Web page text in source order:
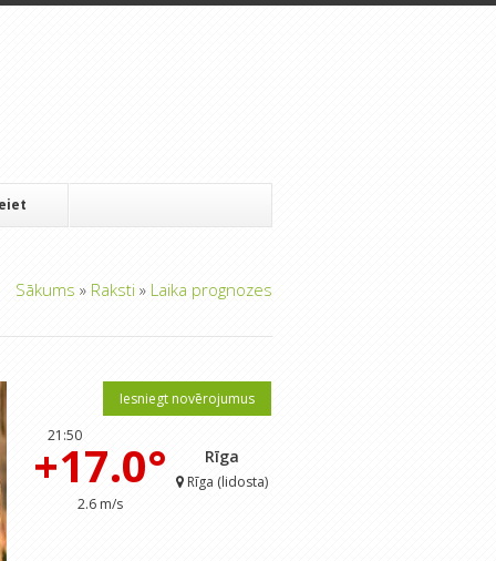
Sākums » Raksti » Laika prognozes
Iesniegt novērojumus
21:50
+17.0°
2.6 m/s
Rīga
Rīga (lidosta)